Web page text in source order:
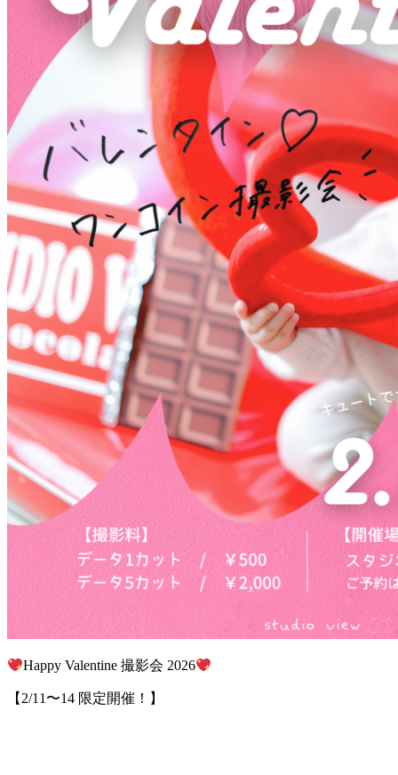
Happy Valentine 撮影会 2026
【2/11〜14 限定開催！】